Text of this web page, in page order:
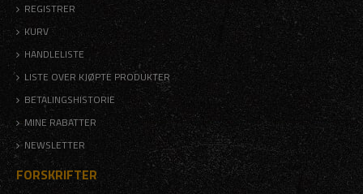
REGISTRER
KURV
HANDLELISTE
LISTE OVER KJØPTE PRODUKTER
BETALINGSHISTORIE
MINE RABATTER
NEWSLETTER
FORSKRIFTER